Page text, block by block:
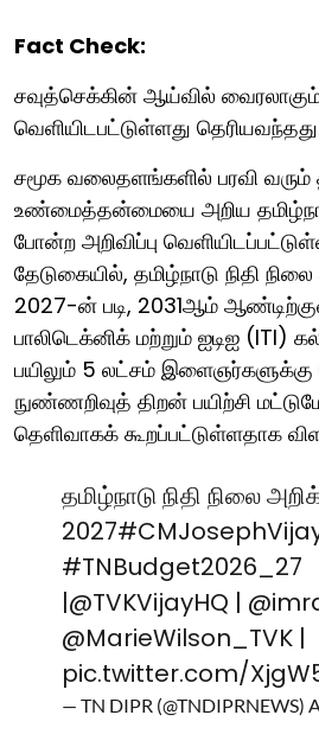
Fact Check:
சவுத்செக்கின் ஆய்வில்
வெளியிடபட்டுள்ளது
சமூக வலைதளங்களில் பரவி
உண்மைத்தன்மையை அறிய
போன்ற அறிவிப்பு
தேடுகையில், தமிழ்நாடு நிதி
2027-ன் படி, 2031ஆம்
பாலிடெக்னிக் மற்றும் ஐடிஐ (ITI)
பயிலும் 5 லட்சம்
நுண்ணறிவுத் திறன் பயிற்சி
தெளிவாகக் கூறப்பட்டுள்ளதாக
தமிழ்நாடு நிதி நிலை
2027
#TNBudget2026_27
|@TVKVijayHQ |
@MarieWilson_TVK |
pic.twitter.com/
— TN DIPR (@TNDIPRNEWS)